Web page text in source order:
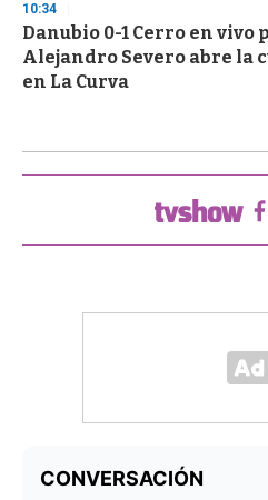
10:34
Danubio 0-1 Cerro en vivo
Alejandro Severo abre la
en La Curva